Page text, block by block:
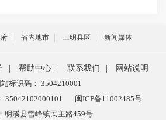
省内地市 三明县区 新闻媒体
帮助中心 联系我们
网站说明
站标识码： 3504210001
35042102000101
闽ICP备11002485号
明溪县雪峰镇民主路459号